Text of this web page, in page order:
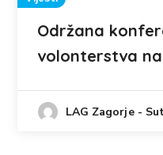
Održana
volonterstva
LAG Zagorje -